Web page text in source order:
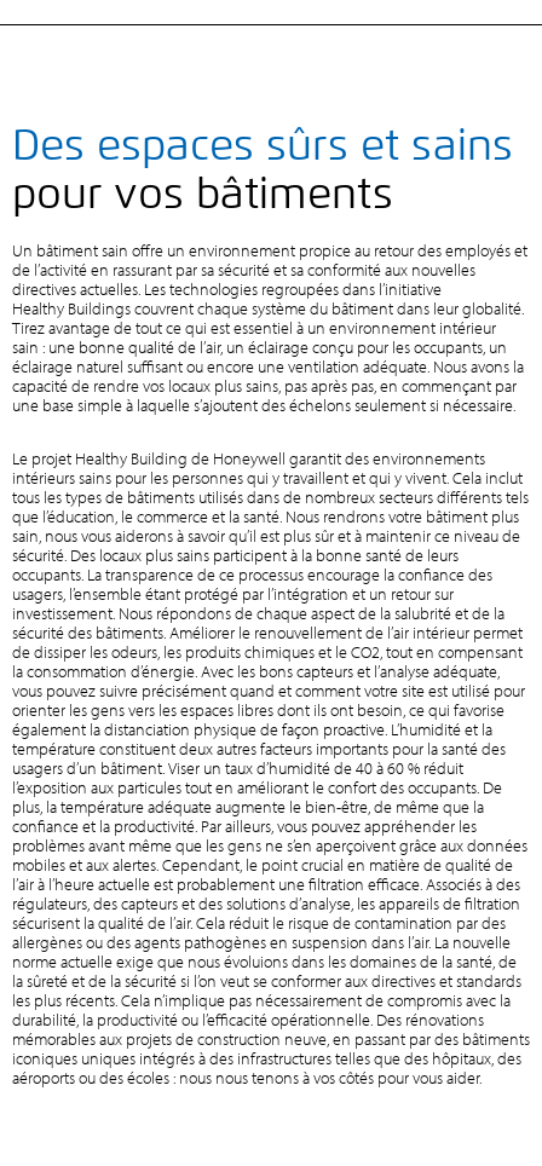
Des espaces sûrs et sains
pour vos bâtiments
Un bâtiment sain offre un environnement propice au retour des employés et
de l’activité en rassurant par sa sécurité et sa conformité aux nouvelles
directives actuelles. Les technologies regroupées dans l’initiative
Healthy Buildings couvrent chaque système du bâtiment dans leur globalité.
Tirez avantage de tout ce qui est essentiel à un environnement intérieur
sain : une bonne qualité de l’air, un éclairage conçu pour les occupants, un
éclairage naturel suffisant ou encore une ventilation adéquate. Nous avons la
capacité de rendre vos locaux plus sains, pas après pas, en commençant par
une base simple à laquelle s’ajoutent des échelons seulement si nécessaire.
Le projet Healthy Building de Honeywell garantit des environnements
intérieurs sains pour les personnes qui y travaillent et qui y vivent. Cela inclut
tous les types de bâtiments utilisés dans de nombreux secteurs différents tels
que l’éducation, le commerce et la santé. Nous rendrons votre bâtiment plus
sain, nous vous aiderons à savoir qu’il est plus sûr et à maintenir ce niveau de
sécurité. Des locaux plus sains participent à la bonne santé de leurs
occupants. La transparence de ce processus encourage la confiance des
usagers, l’ensemble étant protégé par l’intégration et un retour sur
investissement. Nous répondons de chaque aspect de la salubrité et de la
sécurité des bâtiments. Améliorer le renouvellement de l’air intérieur permet
de dissiper les odeurs, les produits chimiques et le CO2, tout en compensant
la consommation d’énergie. Avec les bons capteurs et l’analyse adéquate,
vous pouvez suivre précisément quand et comment votre site est utilisé pour
orienter les gens vers les espaces libres dont ils ont besoin, ce qui favorise
également la distanciation physique de façon proactive. L’humidité et la
température constituent deux autres facteurs importants pour la santé des
usagers d’un bâtiment. Viser un taux d’humidité de 40 à 60 % réduit
l’exposition aux particules tout en améliorant le confort des occupants. De
plus, la température adéquate augmente le bien-être, de même que la
confiance et la productivité. Par ailleurs, vous pouvez appréhender les
problèmes avant même que les gens ne s’en aperçoivent grâce aux données
mobiles et aux alertes. Cependant, le point crucial en matière de qualité de
l’air à l’heure actuelle est probablement une filtration efficace. Associés à des
régulateurs, des capteurs et des solutions d’analyse, les appareils de filtration
sécurisent la qualité de l’air. Cela réduit le risque de contamination par des
allergènes ou des agents pathogènes en suspension dans l’air. La nouvelle
norme actuelle exige que nous évoluions dans les domaines de la santé, de
la sûreté et de la sécurité si l’on veut se conformer aux directives et standards
les plus récents. Cela n’implique pas nécessairement de compromis avec la
durabilité, la productivité ou l’efficacité opérationnelle. Des rénovations
mémorables aux projets de construction neuve, en passant par des bâtiments
iconiques uniques intégrés à des infrastructures telles que des hôpitaux, des
aéroports ou des écoles : nous nous tenons à vos côtés pour vous aider.